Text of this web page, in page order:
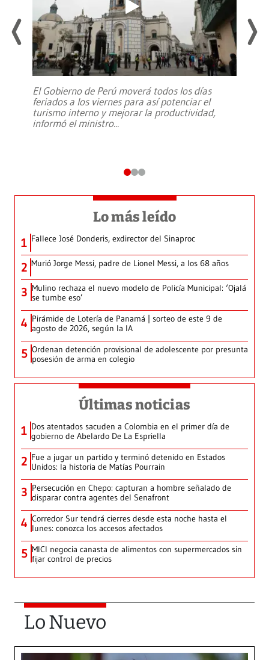
El Gobierno de Perú moverá todos los días
feriados a los viernes para así potenciar el
turismo interno y mejorar la productividad,
informó el ministro...
Lo más leído
1 Fallece José Donderis, exdirector del Sinaproc
2 Murió Jorge Messi, padre de Lionel Messi, a los 68 años
3 Mulino rechaza el nuevo modelo de Policía Municipal: ‘Ojalá
se tumbe eso’
4 Pirámide de Lotería de Panamá | sorteo de este 9 de
agosto de 2026, según la IA
5 Ordenan detención provisional de adolescente por presunta
posesión de arma en colegio
Últimas noticias
1 Dos atentados sacuden a Colombia en el primer día de
gobierno de Abelardo De La Espriella
2 Fue a jugar un partido y terminó detenido en Estados
Unidos: la historia de Matías Pourrain
3 Persecución en Chepo: capturan a hombre señalado de
disparar contra agentes del Senafront
4 Corredor Sur tendrá cierres desde esta noche hasta el
lunes: conozca los accesos afectados
5 MICI negocia canasta de alimentos con supermercados sin
fijar control de precios
Lo Nuevo